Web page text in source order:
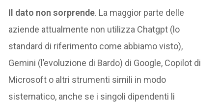
Il dato non sorprende. La maggior parte delle
aziende attualmente non utilizza Chatgpt (lo
standard di riferimento come abbiamo visto),
Gemini (l’evoluzione di Bardo) di Google, Copilot di
Microsoft o altri strumenti simili in modo
sistematico, anche se i singoli dipendenti li